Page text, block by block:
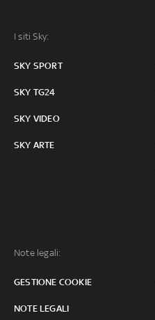
I siti Sky:
SKY SPORT
SKY TG24
SKY VIDEO
SKY ARTE
Note legali:
GESTIONE COOKIE
NOTE LEGALI